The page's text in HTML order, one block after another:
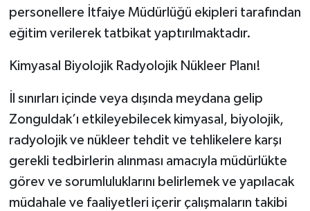
personellere İtfaiye Müdürlüğü ekipleri tarafından
eğitim verilerek tatbikat yaptırılmaktadır.
Kimyasal Biyolojik Radyolojik Nükleer Planı!
İl sınırları içinde veya dışında meydana gelip
Zonguldak’ı etkileyebilecek kimyasal, biyolojik,
radyolojik ve nükleer tehdit ve tehlikelere karşı
gerekli tedbirlerin alınması amacıyla müdürlükte
görev ve sorumluluklarını belirlemek ve yapılacak
müdahale ve faaliyetleri içerir çalışmaların takibi